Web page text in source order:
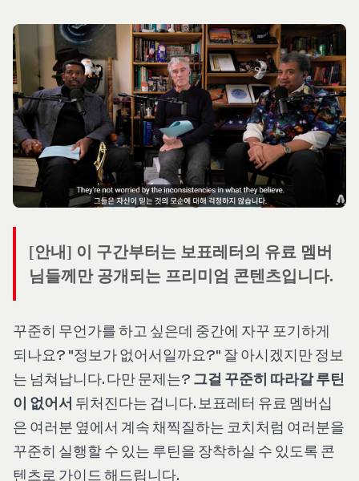
[안내] 이 구간부터는 보표레터의 유료 멤버
님들께만 공개되는 프리미엄 콘텐츠입니다.
꾸준히 무언가를 하고 싶은데 중간에 자꾸 포기하게
되나요? "정보가 없어서일까요?" 잘 아시겠지만 정보
는 넘쳐납니다. 다만 문제는? 그걸 꾸준히 따라갈 루틴
이 없어서 뒤처진다는 겁니다. 보표레터 유료 멤버십
은 여러분 옆에서 계속 채찍질하는 코치처럼 여러분을
꾸준히 실행할 수 있는 루틴을 장착하실 수 있도록 콘
텐츠로 가이드 해드립니다.